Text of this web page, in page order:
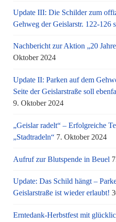
Update III: Die Schilder zum
Gehweg der Geislarstr. 122-126
Nachbericht zur Aktion „20
Oktober 2024
Update II: Parken auf dem
Seite der Geislarstraße soll
9. Oktober 2024
„Geislar radelt“ – Erfolgreiche
„Stadtradeln“ 7. Oktober 2024
Aufruf zur Blutspende in Beuel
Update: Das Schild hängt –
Geislarstraße ist wieder erlaubt!
Erntedank-Herbstfest mit